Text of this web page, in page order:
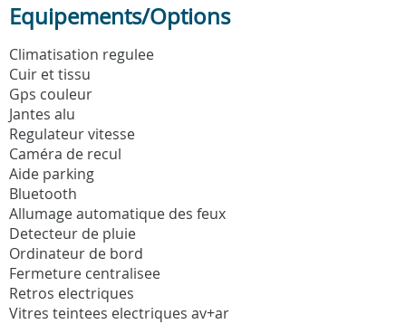
Equipements/Options
Climatisation regulee
Cuir et tissu
Gps couleur
Jantes alu
Regulateur vitesse
Caméra de recul
Aide parking
Bluetooth
Allumage automatique des feux
Detecteur de pluie
Ordinateur de bord
Fermeture centralisee
Retros electriques
Vitres teintees electriques av+ar